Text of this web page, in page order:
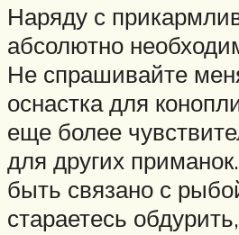
Наряду с
абсолютно
Не спрашивайте
оснастка для
еще более
для других
быть связано с
стараетесь